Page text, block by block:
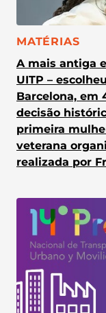
CATEGORIA:
MATÉRIAS
A mais antiga
UITP –
Barcelona, em
decisão
primeira
veterana
realizada por